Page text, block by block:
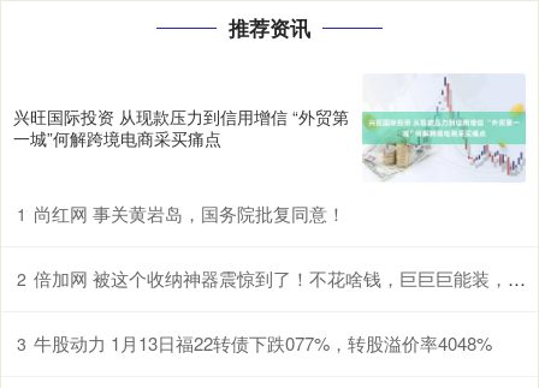
推荐资讯
兴旺国际投资 从现款压力到信用增信 “外贸第
一城”何解跨境电商采买痛点
1 尚红网 事关黄岩岛，国务院批复同意！
2 倍加网 被这个收纳神器震惊到了！不花啥钱，巨巨巨能装，房间大1倍
3 牛股动力 1月13日福22转债下跌077%，转股溢价率4048%